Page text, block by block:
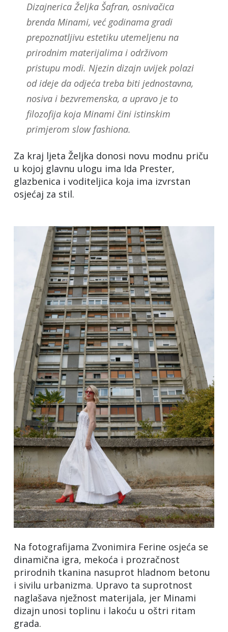
Dizajnerica Željka Šafran, osnivačica
brenda Minami, već godinama gradi
prepoznatljivu estetiku utemeljenu na
prirodnim materijalima i održivom
pristupu modi. Njezin dizajn uvijek polazi
od ideje da odjeća treba biti jednostavna,
nosiva i bezvremenska, a upravo je to
filozofija koja Minami čini istinskim
primjerom slow fashiona.
Za kraj ljeta Željka donosi novu modnu priču
u kojoj glavnu ulogu ima Ida Prester,
glazbenica i voditeljica koja ima izvrstan
osjećaj za stil.
Na fotografijama Zvonimira Ferine osjeća se
dinamična igra, mekoća i prozračnost
prirodnih tkanina nasuprot hladnom betonu
i sivilu urbanizma. Upravo ta suprotnost
naglašava nježnost materijala, jer Minami
dizajn unosi toplinu i lakoću u oštri ritam
grada.